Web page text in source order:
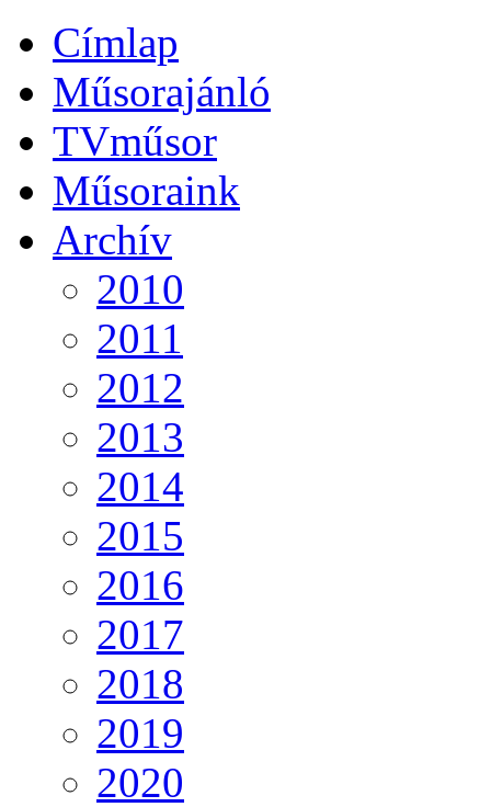
Címlap
Műsorajánló
TVműsor
Műsoraink
Archív
2010
2011
2012
2013
2014
2015
2016
2017
2018
2019
2020